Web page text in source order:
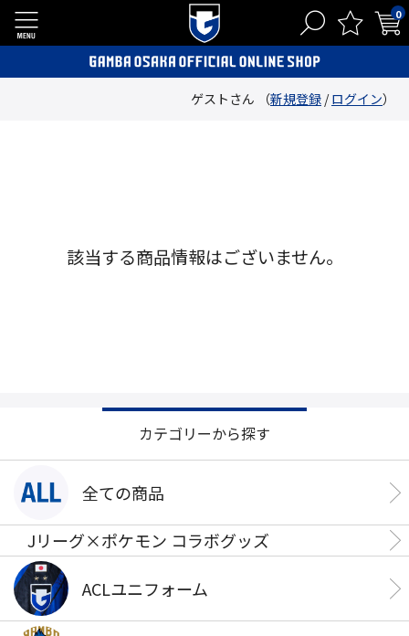
0
ゲストさん （新規登録 /ログイン）
該当する商品情報はございません。
カテゴリーから探す
全ての商品
Jリーグ×ポケモン コラボグッズ
ACLユニフォーム